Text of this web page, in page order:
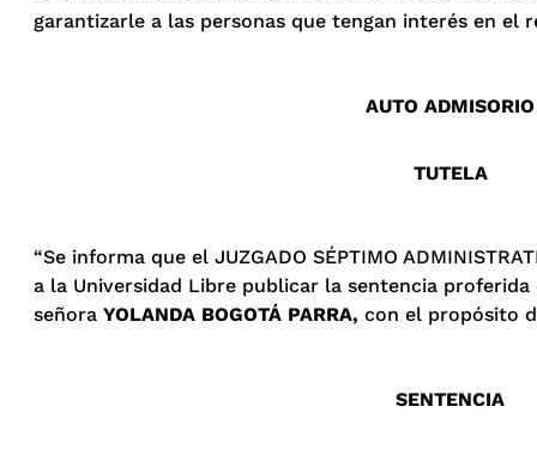
garantizarle a las personas que tengan interés en el
AUTO ADMISORIO
TUTELA
“Se informa que el JUZGADO SÉPTIMO
a la Universidad Libre publicar la sentencia
señora YOLANDA BOGOTÁ PARRA, con el propósito
SENTENCIA